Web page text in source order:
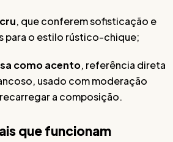
, que conferem sofisticação e
para o estilo rústico-chique;
como acento, referência direta
usado com moderação
a composição.
que funcionam